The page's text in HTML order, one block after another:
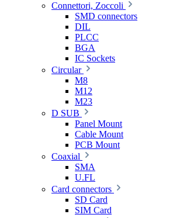
Connettori, Zoccoli
SMD connectors
DIL
PLCC
BGA
IC Sockets
Circular
M8
M12
M23
D SUB
Panel Mount
Cable Mount
PCB Mount
Coaxial
SMA
U.FL
Card connectors
SD Card
SIM Card